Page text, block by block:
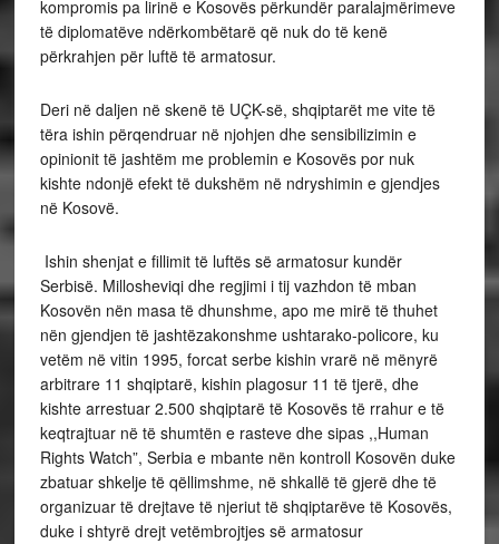
kompromis pa lirinë e Kosovës përkundër paralajmërimeve
të diplomatëve ndërkombëtarë që nuk do të kenë
përkrahjen për luftë të armatosur.
Deri në daljen në skenë të UÇK-së, shqiptarët me vite të
tëra ishin përqendruar në njohjen dhe sensibilizimin e
opinionit të jashtëm me problemin e Kosovës por nuk
kishte ndonjë efekt të dukshëm në ndryshimin e gjendjes
në Kosovë.
Ishin shenjat e fillimit të luftës së armatosur kundër
Serbisë. Millosheviqi dhe regjimi i tij vazhdon të mban
Kosovën nën masa të dhunshme, apo me mirë të thuhet
nën gjendjen të jashtëzakonshme ushtarako-policore, ku
vetëm në vitin 1995, forcat serbe kishin vrarë në mënyrë
arbitrare 11 shqiptarë, kishin plagosur 11 të tjerë, dhe
kishte arrestuar 2.500 shqiptarë të Kosovës të rrahur e të
keqtrajtuar në të shumtën e rasteve dhe sipas ,,Human
Rights Watch”, Serbia e mbante nën kontroll Kosovën duke
zbatuar shkelje të qëllimshme, në shkallë të gjerë dhe të
organizuar të drejtave të njeriut të shqiptarëve të Kosovës,
duke i shtyrë drejt vetëmbrojtjes së armatosur